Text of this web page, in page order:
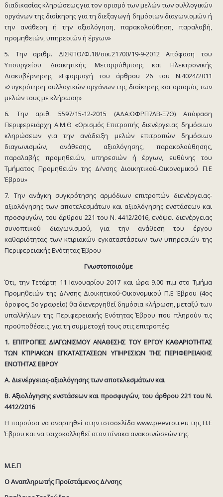
διαδικασίας κληρώσεως για τον ορισμό των μελών των συλλογικών
οργάνων της διοίκησης για τη διεξαγωγή δημόσιων διαγωνισμών ή
την ανάθεση ή την αξιολόγηση, παρακολούθηση, παραλαβή,
προμηθειών, υπηρεσιών ή έργων»
5. Την αριθμ. ΔΙΣΚΠΟ/Φ.18/οικ.21700/19-9-2012 Απόφαση του
Υπουργείου Διοικητικής Μεταρρύθμισης και Ηλεκτρονικής
Διακυβέρνησης «Εφαρμογή του άρθρου 26 του Ν.4024/2011
«Συγκρότηση συλλογικών οργάνων της διοίκησης και ορισμός των
μελών τους με κλήρωση»
6. Την αριθ. 5597/15-12-2015 (ΑΔΑ:ΩΦΡΠ7ΛΒ-Ξ7Θ) Απόφαση
Περιφερειάρχη Α.Μ.Θ «Ορισμός Επιτροπής διενέργειας δημόσιων
κληρώσεων για την ανάδειξη μελών επιτροπών δημόσιων
διαγωνισμών, ανάθεσης, αξιολόγησης, παρακολούθησης,
παραλαβής προμηθειών, υπηρεσιών ή έργων, ευθύνης του
Τμήματος Προμηθειών της Δ/νσης Διοικητικού-Οικονομικού Π.Ε
Έβρου»
7. Την ανάγκη συγκρότησης αρμόδιων επιτροπών διενέργειας-
αξιολόγησης των αποτελεσμάτων και αξιολόγησης ενστάσεων και
προσφυγών, του άρθρου 221 του Ν. 4412/2016, ενόψει διενέργειας
συνοπτικού διαγωνισμού, για την ανάθεση του έργου
καθαριότητας των κτιριακών εγκαταστάσεων των υπηρεσιών της
Περιφερειακής Ενότητας Έβρου
Γνωστοποιούμε
Ότι, την Τετάρτη 11 Ιανουαρίου 2017 και ώρα 9.00 π.μ στο Τμήμα
Προμηθειών της Δ/νσης Διοικητικού-Οικονομικού Π.Ε Έβρου (4ος
όροφος, 5ο γραφείο) θα διενεργηθεί δημόσια κλήρωση, μεταξύ των
υπαλλήλων της Περιφερειακής Ενότητας Έβρου που πληρούν τις
προϋποθέσεις, για τη συμμετοχή τους στις επιτροπές:
1. ΕΠΙΤΡΟΠΕΣ ΔΙΑΓΩΝΙΣΜΟΥ ΑΝΑΘΕΣΗΣ ΤΟΥ ΕΡΓΟΥ ΚΑΘΑΡΙΟΤΗΤΑΣ
ΤΩΝ ΚΤΙΡΙΑΚΩΝ ΕΓΚΑΤΑΣΤΑΣΕΩΝ ΥΠΗΡΕΣΙΩΝ ΤΗΣ ΠΕΡΙΦΕΡΕΙΑΚΗΣ
ΕΝΟΤΗΤΑΣ ΕΒΡΟΥ
A. Διενέργειας-αξιολόγησης των αποτελεσμάτων και
Β. Αξιολόγησης ενστάσεων και προσφυγών, του άρθρου 221 του Ν.
4412/2016
Η παρούσα να αναρτηθεί στην ιστοσελίδα www.peevrou.eu της Π.Ε
Έβρου και να τοιχοκολληθεί στον πίνακα ανακοινώσεών της.
Μ.Ε.Π
Ο Αναπληρωτής Προϊστάμενος Δ/νσης